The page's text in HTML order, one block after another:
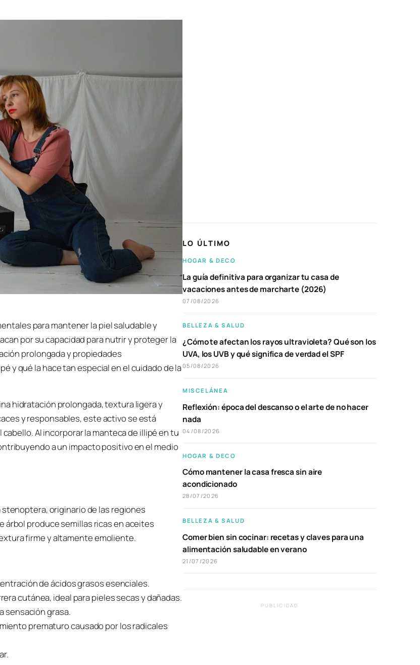
para mantener la piel saludable y
por su capacidad para nutrir y proteger la
prolongada y propiedades
y qué la hace tan especial en el cuidado de la
hidratación prolongada, textura ligera y
y responsables, este activo se está
Al incorporar la manteca de illipé en tu
a un impacto positivo en el medio
originario de las regiones
produce semillas ricas en aceites
firme y altamente emoliente.
de ácidos grasos esenciales.
cutánea, ideal para pieles secas y dañadas.
sensación grasa.
prematuro causado por los radicales
LO ÚLTIMO
HOGAR & DECO
La guía definitiva para organizar tu casa de
vacaciones antes de marcharte (2026)
07/08/2026
BELLEZA & SALUD
¿Cómo te afectan los rayos ultravioleta? Qué son los
UVA, los UVB y qué significa de verdad el SPF
05/08/2026
MISCELÁNEA
Reflexión: época del descanso o el arte de no hacer
nada
04/08/2026
HOGAR & DECO
Cómo mantener la casa fresca sin aire
acondicionado
28/07/2026
BELLEZA & SALUD
Comer bien sin cocinar: recetas y claves para una
alimentación saludable en verano
21/07/2026
PUBLICIDAD